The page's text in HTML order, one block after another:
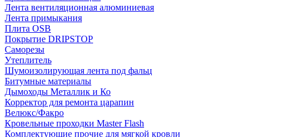
Лента вентиляционная алюминиевая
Лента примыкания
Плита OSB
Покрытие DRIPSTOP
Саморезы
Утеплитель
Шумоизолирующая лента под фальц
Битумные материалы
Дымоходы Металлик и Ко
Корректор для ремонта царапин
Велюкс/Факро
Кровельные проходки Master Flash
Комплектующие прочие для мягкой кровли